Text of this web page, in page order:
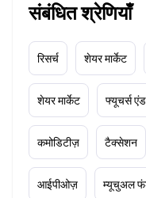
संबंधित श्रेणियाँ
रिसर्च शेयर मार्केट
शेयर मार्केट फ्यूचर्स
कमोडिटीज़ टैक्सेशन
आईपीओज़ म्यूचुअल